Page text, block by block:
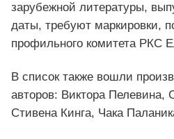
зарубежной литературы,
даты, требуют маркировки,
профильного комитета РКС
В список также вошли
авторов: Виктора Пелевина,
Стивена Кинга, Чака